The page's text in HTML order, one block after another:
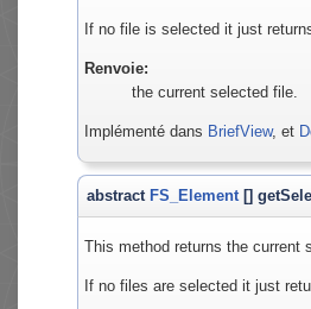
If no file is selected it just returns
Renvoie:
the current selected file.
Implémenté dans BriefView, et
abstract FS_Element []
This method returns the current
If no files are selected it just